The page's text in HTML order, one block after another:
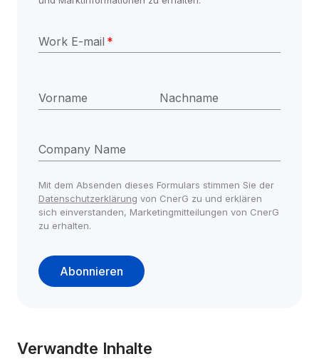
Work E-mail *
Vorname Nachname
Company Name
Datenschutzerklärung von CnerG zu und erklären
sich einverstanden, Marketingmitteilungen von CnerG
zu erhalten.
Abonnieren
Verwandte Inhalte